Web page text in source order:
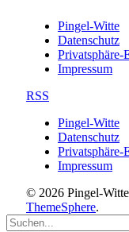
Pingel-Witte
Datenschutz
Privatsphäre-
Impressum
RSS
Pingel-Witte
Datenschutz
Privatsphäre-
Impressum
© 2026 Pingel-
ThemeSphere.